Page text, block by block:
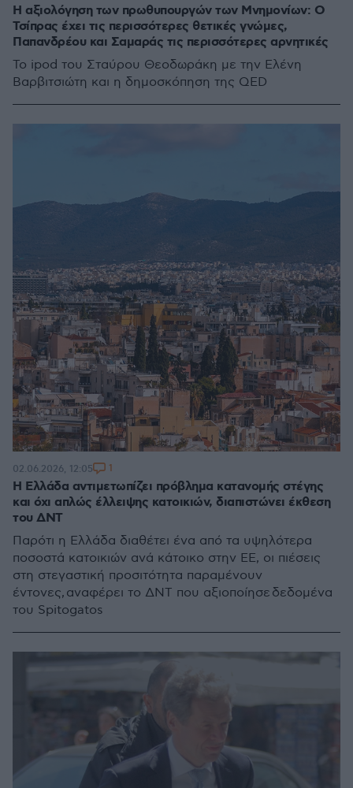
Η αξιολόγηση των πρωθυπουργών των Μνημονίων: Ο
Τσίπρας έχει τις περισσότερες θετικές γνώμες,
Παπανδρέου και Σαμαράς τις περισσότερες αρνητικές
Το ipod του Σταύρου Θεοδωράκη με την Ελένη
Βαρβιτσιώτη και η δημοσκόπηση της QED
Η Ελλάδα αντιμετωπίζει πρόβλημα κατανομής στέγης
και όχι απλώς έλλειψης κατοικιών, διαπιστώνει έκθεση
του ΔΝΤ
Παρότι η Ελλάδα διαθέτει ένα από τα υψηλότερα
ποσοστά κατοικιών ανά κάτοικο στην ΕΕ, οι πιέσεις
στη στεγαστική προσιτότητα παραμένουν
έντονες, αναφέρει το ΔΝΤ που αξιοποίησε δεδομένα
του Spitogatos
02.06.2026, 12:05 1